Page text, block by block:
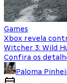
Games
Xbox revela
Witcher 3: Wild
Confira os
Paloma